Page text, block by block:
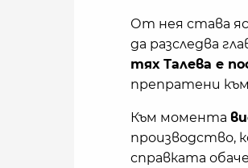
От нея става
да разследва
тях Талева е
препратени
Към момента
производство,
справката